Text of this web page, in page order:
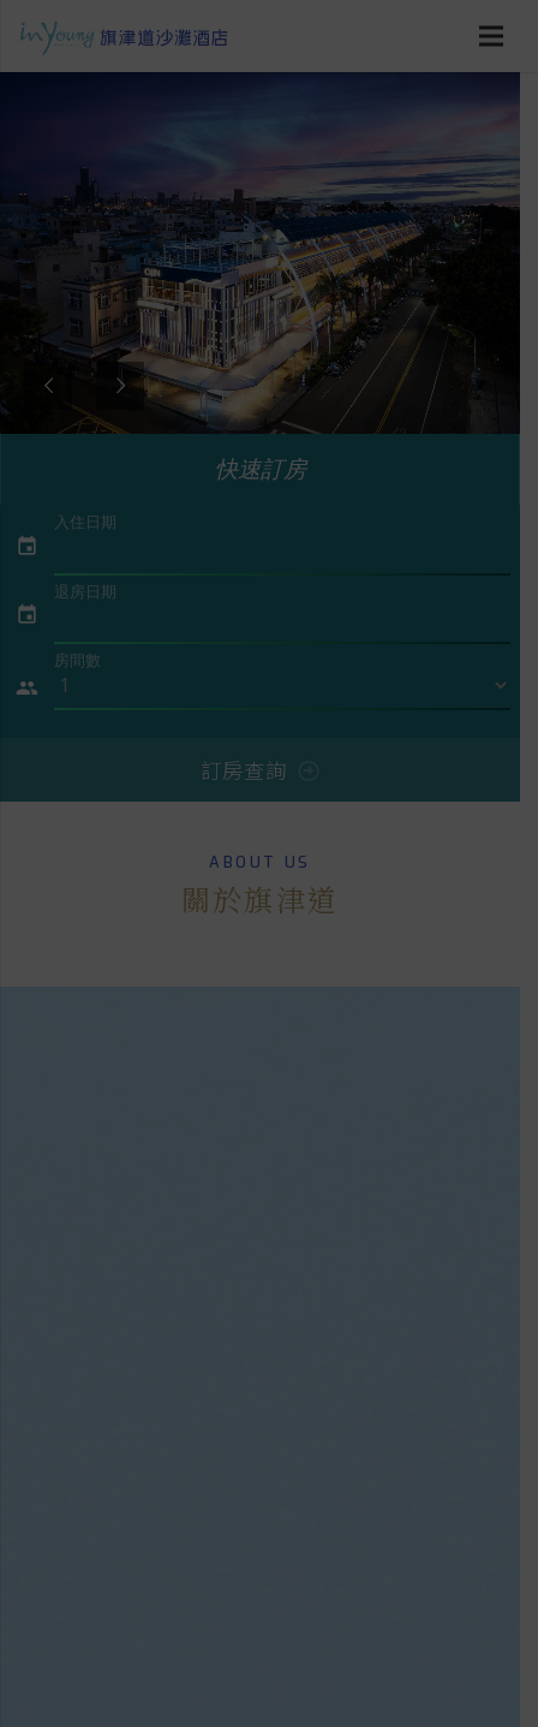
快速訂房
入住日期
event
退房日期
event
房間數
people
訂房查詢
ABOUT US
關於旗津道